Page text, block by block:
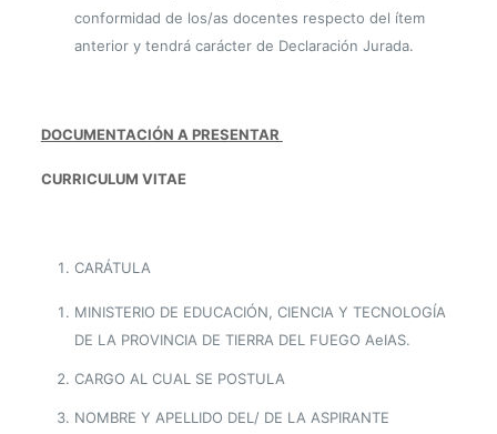
conformidad de los/as docentes respecto del ítem
anterior y tendrá carácter de Declaración Jurada.
DOCUMENTACIÓN A PRESENTAR
CURRICULUM VITAE
CARÁTULA
MINISTERIO DE EDUCACIÓN, CIENCIA Y TECNOLOGÍA
DE LA PROVINCIA DE TIERRA DEL FUEGO AeIAS.
CARGO AL CUAL SE POSTULA
NOMBRE Y APELLIDO DEL/ DE LA ASPIRANTE